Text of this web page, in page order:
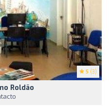
5 (3)
Roldão